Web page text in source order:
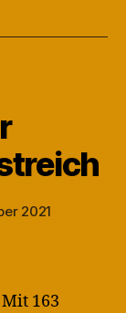
2021
163